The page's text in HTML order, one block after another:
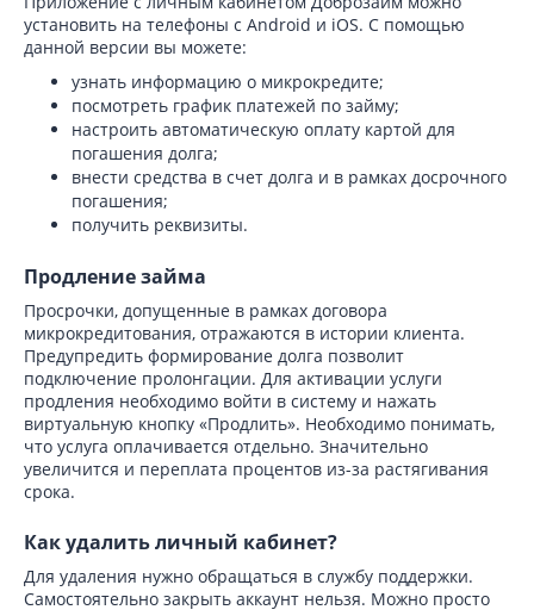
установить на телефоны с Android и iOS. С помощью
данной версии вы можете:
узнать информацию о микрокредите;
посмотреть график платежей по займу;
настроить автоматическую оплату картой для
погашения долга;
внести средства в счет долга и в рамках досрочного
погашения;
получить реквизиты.
Продление займа
Просрочки, допущенные в рамках договора
микрокредитования, отражаются в истории клиента.
Предупредить формирование долга позволит
подключение пролонгации. Для активации услуги
продления необходимо войти в систему и нажать
виртуальную кнопку «Продлить». Необходимо понимать,
что услуга оплачивается отдельно. Значительно
увеличится и переплата процентов из-за растягивания
срока.
Как удалить личный кабинет?
Для удаления нужно обращаться в службу поддержки.
Самостоятельно закрыть аккаунт нельзя. Можно просто